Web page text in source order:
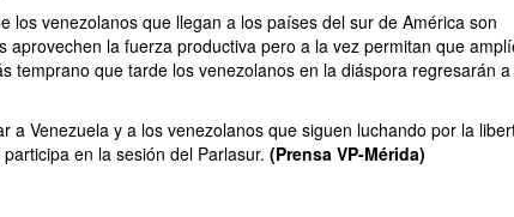
los venezolanos que llegan a los países del sur de América son
la fuerza productiva pero a la vez permitan que
temprano que tarde los venezolanos en la diáspora regresarán a
a Venezuela y a los venezolanos que siguen luchando por la
en la sesión del Parlasur. (Prensa VP-Mérida)